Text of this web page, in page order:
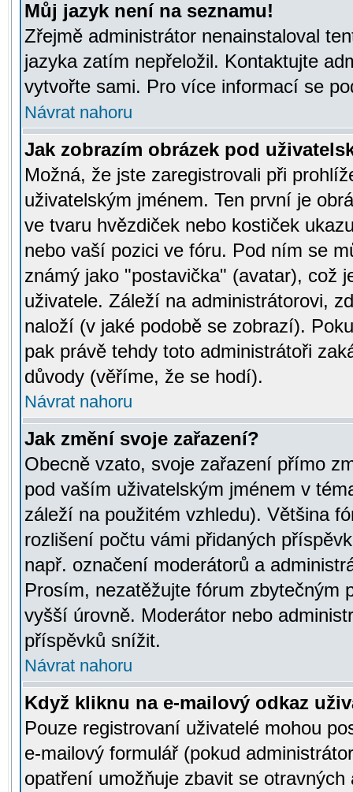
Můj jazyk není na seznamu!
Zřejmě administrátor nenainstaloval
jazyka zatím nepřeložil. Kontaktujte
vytvořte sami. Pro více informací se
Návrat nahoru
Jak zobrazím obrázek pod
Možná, že jste zaregistrovali při
uživatelským jménem. Ten první je
ve tvaru hvězdiček nebo kostiček
nebo vaší pozici ve fóru. Pod ním se
známý jako "postavička" (avatar), což
uživatele. Záleží na administrátorovi,
naloží (v jaké podobě se zobrazí).
pak právě tehdy toto administrátoři
důvody (věříme, že se hodí).
Návrat nahoru
Jak změní svoje zařazení?
Obecně vzato, svoje zařazení přímo
pod vaším uživatelským jménem v
záleží na použitém vzhledu). Většina
rozlišení počtu vámi přidaných
např. označení moderátorů a
Prosím, nezatěžujte fórum zbytečným
vyšší úrovně. Moderátor nebo
příspěvků snížit.
Návrat nahoru
Když kliknu na e-mailový odkaz
Pouze registrovaní uživatelé mohou
e-mailový formulář (pokud
opatření umožňuje zbavit se